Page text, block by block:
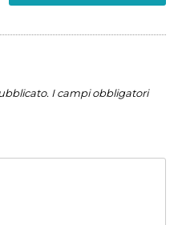
I campi obbligatori